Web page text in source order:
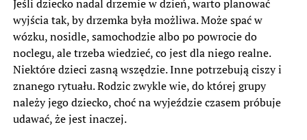
Jeśli dziecko nadal drzemie w dzień, warto planować
wyjścia tak, by drzemka była możliwa. Może spać w
wózku, nosidle, samochodzie albo po powrocie do
noclegu, ale trzeba wiedzieć, co jest dla niego realne.
Niektóre dzieci zasną wszędzie. Inne potrzebują ciszy i
znanego rytuału. Rodzic zwykle wie, do której grupy
należy jego dziecko, choć na wyjeździe czasem próbuje
udawać, że jest inaczej.